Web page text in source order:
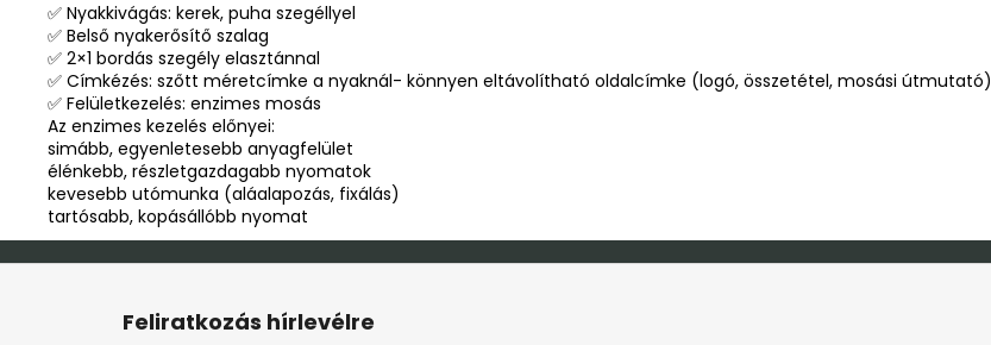
✅ Nyakkivágás: kerek, puha szegéllyel
✅ Belső nyakerősítő szalag
✅ 2×1 bordás szegély elasztánnal
✅ Címkézés: szőtt méretcímke a nyaknál- könnyen eltávolítható oldalcímke (logó, összetétel, mosási útmutató)
✅ Felületkezelés: enzimes mosás
Az enzimes kezelés előnyei:
simább, egyenletesebb anyagfelület
élénkebb, részletgazdagabb nyomatok
kevesebb utómunka (aláalapozás, fixálás)
tartósabb, kopásállóbb nyomat
Feliratkozás hírlevélre